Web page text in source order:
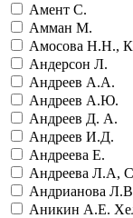
Амент С.
Амман М.
Амосова Н.Н.,
Андерсон Л.
Андреев А.А.
Андреев А.Ю.
Андреев Д. А.
Андреев И.Д.
Андреева Е.
Андреева Л.А,
Андрианова
Аникин А.Е.